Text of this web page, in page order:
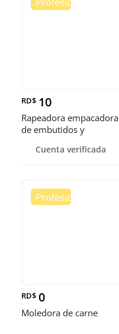
RD$ 10
Rapeadora empacadora
de embutidos y
Cuenta verificada
RD$ 0
Moledora de carne